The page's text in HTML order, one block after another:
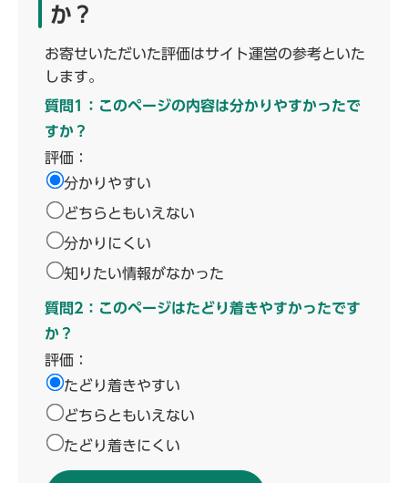
か？
お寄せいただいた評価はサイト運営の参考といた
します。
質問1：このページの内容は分かりやすかったで
すか？
評価：
分かりやすい
どちらともいえない
分かりにくい
知りたい情報がなかった
質問2：このページはたどり着きやすかったです
か？
評価：
たどり着きやすい
どちらともいえない
たどり着きにくい